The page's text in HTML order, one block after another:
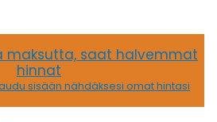
maksutta, saat halvemmat
hinnat
sisään nähdäksesi omat hintasi